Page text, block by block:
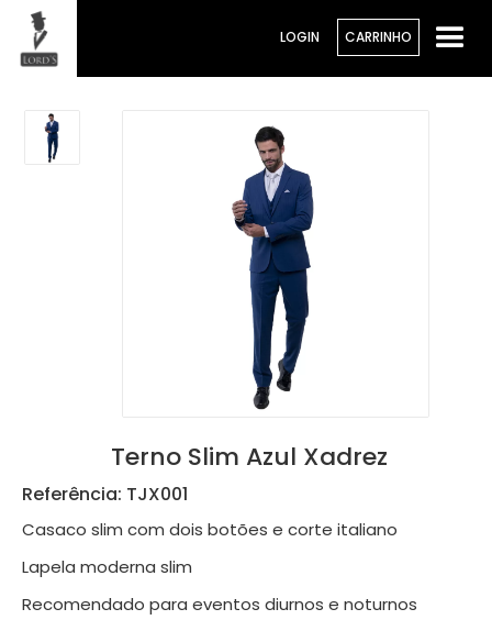
LOGIN CARRINHO
Terno Slim Azul Xadrez
Referência: TJX001
Casaco slim com dois botões e corte italiano
Lapela moderna slim
Recomendado para eventos diurnos e noturnos